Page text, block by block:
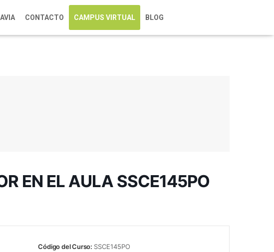
CONTACTO CAMPUS VIRTUAL BLOG
EN EL AULA SSCE145PO
Código del Curso: SSCE145PO